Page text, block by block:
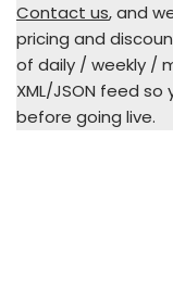
Contact us, and
pricing and
of daily / weekly /
XML/JSON feed
before going live.